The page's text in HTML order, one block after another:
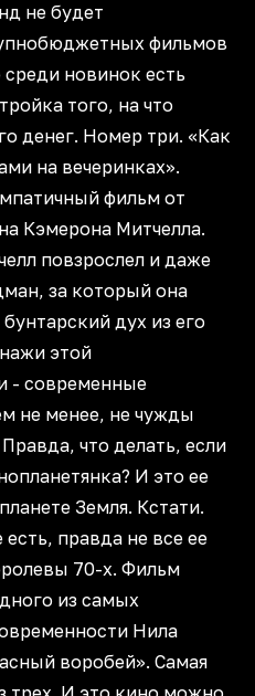
не будет
фильмов
новинок есть
того, на что
денег. Номер три. «Как
на вечеринках».
фильм от
Кэмерона Митчелла.
повзрослел и даже
за который она
дух из его
этой
- современные
не менее, не чужды
что делать, если
И это ее
Земля. Кстати.
правда не все ее
70-х. Фильм
из самых
Нила
воробей». Самая